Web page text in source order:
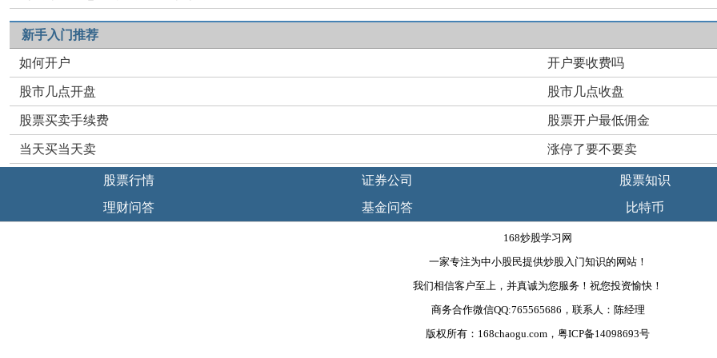
新手入门推荐
如何开户 开户要收费吗
股市几点开盘 股市几点收盘
股票买卖手续费 股票开户最低佣金
当天买当天卖 涨停了要不要卖
股票行情 证券公司 股票知识
理财问答
基金问答 比特币
168炒股学习网
一家专注为中小股民提供炒股入门知识的网站！
我们相信客户至上，并真诚为您服务！祝您投资愉快！
商务合作微信QQ:765565686，联系人：陈经理
版权所有：168chaogu.com，粤ICP备14098693号